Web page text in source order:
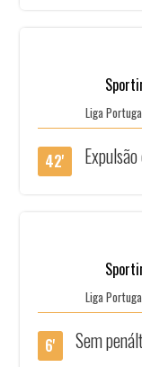
Liga
42'
Liga
6' Sem